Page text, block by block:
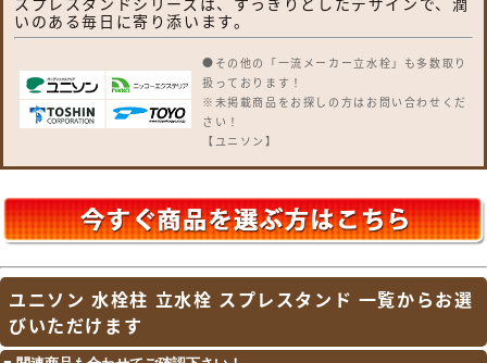
いのある毎日に寄り添います。
●その他の「一流メーカー立水栓」も多数取り
扱っております！
※未掲載商品をお探しの方はお問い合わせくだ
さい！
【ユニソン】
サスタンドII・サススタンド ストレート・サ
ススタンド ナロー・スプレスタンド60・スプ
レスタンド60ライト・スプレスタンド70・ネ
バルスタンド・ファミエンテスタンド・ファミ
エンテスマート・フィーノスタンドII・フィー
ーバンキャスト・フレウススタンド ストーン
ユニソン 水栓柱 立水栓 スプレスタンド 一覧からお選
びいただけます